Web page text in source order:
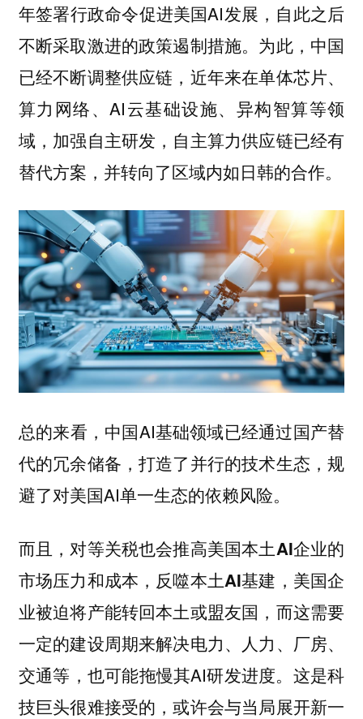
年签署行政命令促进美国AI发展，自此之后
不断采取激进的政策遏制措施。为此，中国
已经不断调整供应链，近年来在单体芯片、
算力网络、AI云基础设施、异构智算等领
域，加强自主研发，自主算力供应链已经有
替代方案，并转向了区域内如日韩的合作。
总的来看，中国AI基础领域已经通过国产替
代的冗余储备，打造了并行的技术生态，规
避了对美国AI单一生态的依赖风险。
而且，对等关税也会推高美国本土AI企业的
市场压力和成本，反噬本土AI基建，美国企
业被迫将产能转回本土或盟友国 ，而这需要
一定的建设周期来解决电力、人力、厂房、
交通等，也可能拖慢其AI研发进度。这是科
技巨头很难接受的，或许会与当局展开新一